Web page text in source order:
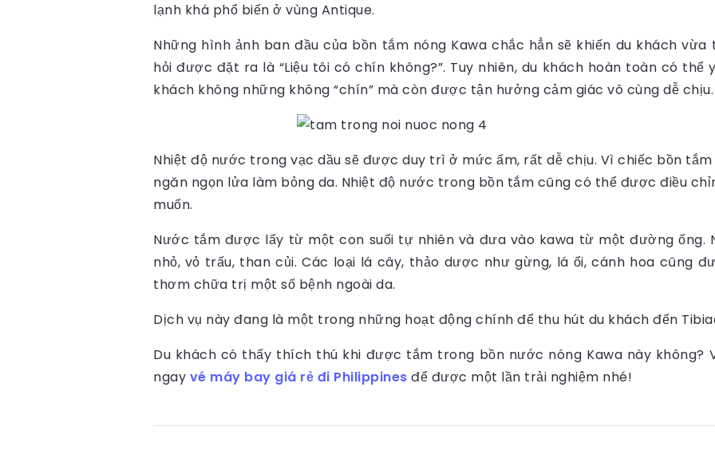
lạnh khá phổ biến ở vùng Antique.
Những hình ảnh ban đầu của bồn tắm nóng Kawa chắc hẳn sẽ khiến du khách vừa
hỏi được đặt ra là “Liệu tôi có chín không?”. Tuy nhiên, du khách hoàn toàn có thể
khách không những không “chín” mà còn được tận hưởng cảm giác vô cùng dễ chịu.
Nhiệt độ nước trong vạc dầu sẽ được duy trì ở mức ấm, rất dễ chịu. Vì chiếc bồn
ngăn ngọn lửa làm bỏng da. Nhiệt độ nước trong bồn tắm cũng có thể được điều
muốn.
Nước tắm được lấy từ một con suối tự nhiên và đưa vào kawa từ một đường ống.
nhỏ, vỏ trấu, than củi. Các loại lá cây, thảo dược như gừng, lá ổi, cánh hoa cũng
thơm chữa trị một số bệnh ngoài da.
Dịch vụ này đang là một trong những hoạt động chính để thu hút du khách đến
Du khách có thấy thích thú khi được tắm trong bồn nước nóng Kawa này không?
ngay vé máy bay giá rẻ đi Philippines để được một lần trải nghiệm nhé!